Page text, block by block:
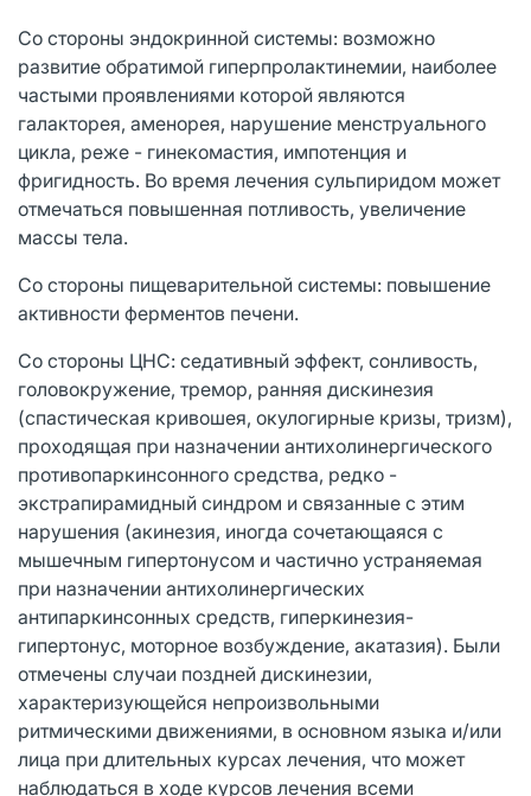
Со стороны эндокринной системы: возможно
развитие обратимой гиперпролактинемии, наиболее
частыми проявлениями которой являются
галакторея, аменорея, нарушение менструального
цикла, реже - гинекомастия, импотенция и
фригидность. Во время лечения сульпиридом может
отмечаться повышенная потливость, увеличение
массы тела.
Со стороны пищеварительной системы: повышение
активности ферментов печени.
Со стороны ЦНС: седативный эффект, сонливость,
головокружение, тремор, ранняя дискинезия
(спастическая кривошея, окулогирные кризы, тризм),
проходящая при назначении антихолинергического
противопаркинсонного средства, редко -
экстрапирамидный синдром и связанные с этим
нарушения (акинезия, иногда сочетающаяся с
мышечным гипертонусом и частично устраняемая
при назначении антихолинергических
антипаркинсонных средств, гиперкинезия-
гипертонус, моторное возбуждение, акатазия). Были
отмечены случаи поздней дискинезии,
характеризующейся непроизвольными
ритмическими движениями, в основном языка и/или
лица при длительных курсах лечения, что может
наблюдаться в ходе курсов лечения всеми